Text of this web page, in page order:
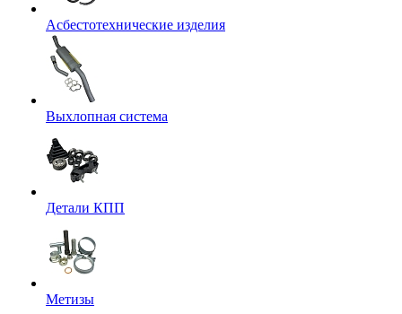
Асбестотехнические изделия
Выхлопная система
Детали КПП
Метизы